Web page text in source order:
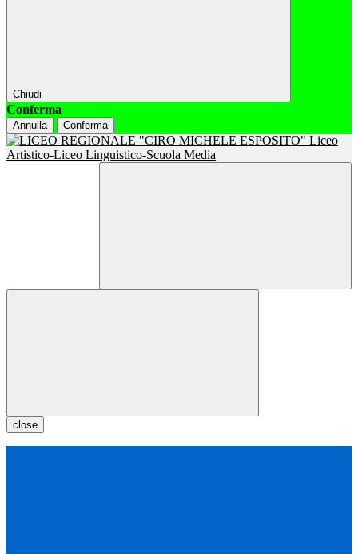
Chiudi
Conferma
Annulla Conferma
close